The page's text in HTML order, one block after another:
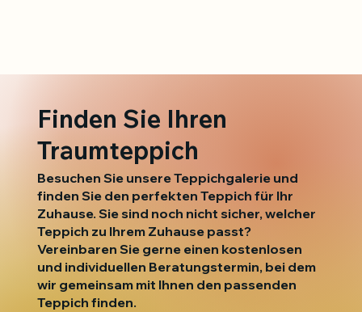
Finden Sie Ihren
Traumteppich
Besuchen Sie unsere Teppichgalerie und
finden Sie den perfekten Teppich für Ihr
Zuhause. Sie sind noch nicht sicher, welcher
Teppich zu Ihrem Zuhause passt?
Vereinbaren Sie gerne einen kostenlosen
und individuellen Beratungstermin, bei dem
wir gemeinsam mit Ihnen den passenden
Teppich finden.